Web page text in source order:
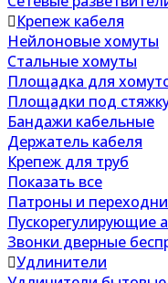
Крепеж кабеля
Нейлоновые хомуты
Стальные хомуты
Площадка для
Площадки под
Бандажи кабельные
Держатель кабеля
Крепеж для труб
Показать все
Патроны и
Пускорегулирующие
Звонки дверные
Удлинители